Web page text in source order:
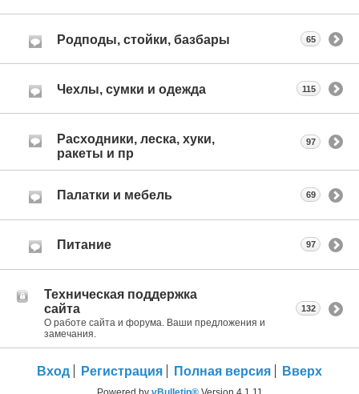
Родподы, стойки, базбары 65
Чехлы, сумки и одежда 115
Расходники, леска, хуки,
ракеты и пр
97
Палатки и мебель 69
Питание 97
Техническая поддержка
сайта
О работе сайта и форума. Ваши предложения и
замечания.
132
Вход Регистрация Полная версия Вверх